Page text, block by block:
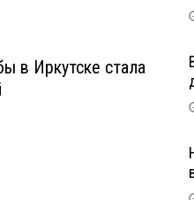
в Иркутске стала